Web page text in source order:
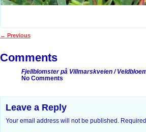
← Previous
Comments
Fjellblomster på Villmarskveien /
No Comments
Leave a Reply
Your email address will not be published.